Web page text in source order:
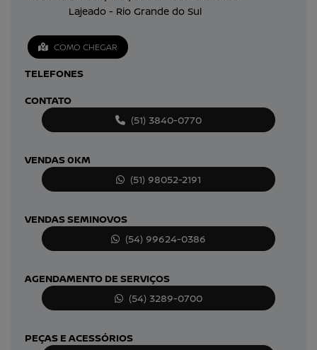
Lajeado - Rio Grande do Sul
COMO CHEGAR
TELEFONES
CONTATO
(51) 3840-0770
VENDAS 0KM
(51) 98052-2191
VENDAS SEMINOVOS
(54) 99624-0386
AGENDAMENTO DE SERVIÇOS
(54) 3289-0700
PEÇAS E ACESSÓRIOS